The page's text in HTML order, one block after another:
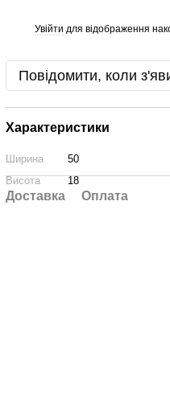
Увійти для відображення
Повідомити, коли
Характеристики
Ширина
50
Висота
18
Доставка Оплата